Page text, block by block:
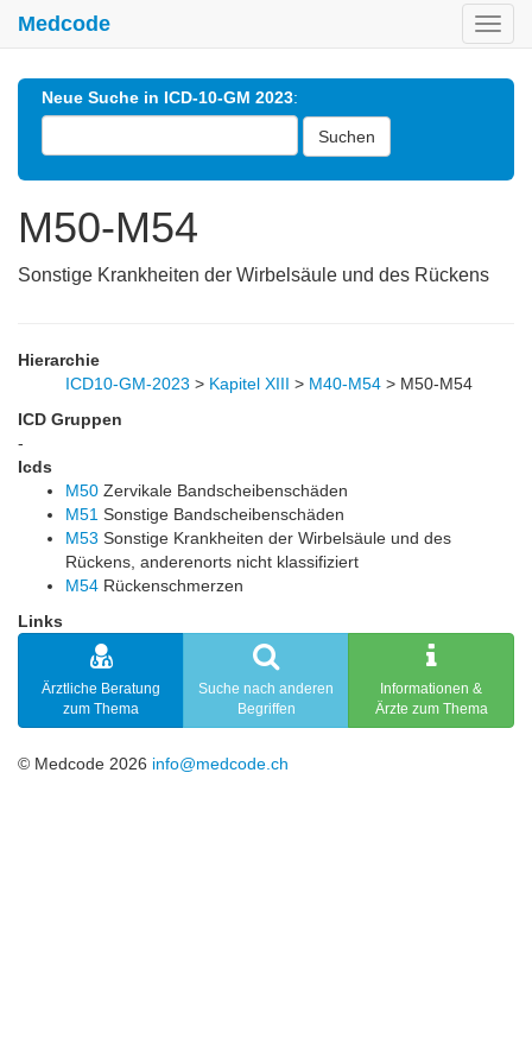
Medcode
Neue Suche in ICD-10-GM 2023:
Suchen
M50-M54
Sonstige Krankheiten der Wirbelsäule und des Rückens
Hierarchie
ICD10-GM-2023 > Kapitel XIII > M40-M54 > M50-M54
ICD Gruppen
-
Icds
M50 Zervikale Bandscheibenschäden
M51 Sonstige Bandscheibenschäden
M53 Sonstige Krankheiten der Wirbelsäule und des
Rückens, anderenorts nicht klassifiziert
M54 Rückenschmerzen
Links
Ärztliche Beratung
zum Thema
Suche nach anderen
Begriffen
Informationen &
Ärzte zum Thema
© Medcode 2026 info@medcode.ch